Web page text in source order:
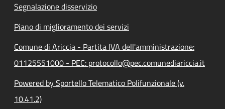
Segnalazione disservizio
Piano di miglioramento dei servizi
Comune di Ariccia - Partita IVA dell'amministrazione:
01125551000 - PEC: protocollo@pec.comunediariccia.it
Powered by Sportello Telematico Polifunzionale (v.
10.41.2)